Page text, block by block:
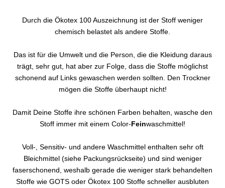
Durch die Ökotex 100 Auszeichnung ist der Stoff weniger
chemisch belastet als andere Stoffe.
Das ist für die Umwelt und die Person, die die Kleidung daraus
trägt, sehr gut, hat aber zur Folge, dass die Stoffe möglichst
schonend auf Links gewaschen werden sollten. Den Trockner
mögen die Stoffe überhaupt nicht!
Damit Deine Stoffe ihre schönen Farben behalten, wasche den
Stoff immer mit einem Color-Feinwaschmittel!
Voll-, Sensitiv- und andere Waschmittel enthalten sehr oft
Bleichmittel (siehe Packungsrückseite) und sind weniger
faserschonend, weshalb gerade die weniger stark behandelten
Stoffe wie GOTS oder Ökotex 100 Stoffe schneller ausbluten